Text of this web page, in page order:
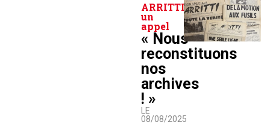
ARRITTI lance
un
appel
« Nous
reconstituons
nos
archives
! »
LE
08/08/2025